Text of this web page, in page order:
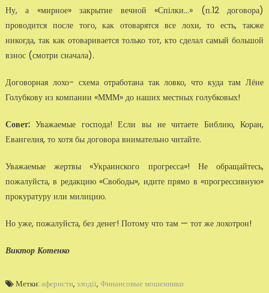
Ну, а «мирное» закрытие вечной «Спілки…» (п.12 договора)
проводится после того, как отоварятся все лохи, то есть, также
никогда, так как ото­варивается только тот, кто сделал самый большой
взнос (смотри сна­чала).
Договорная лохо- схема отработана так ловко, что куда там Лёне
Голуб­кову из компании «МММ» до наших местных голубковых!
Совет:Уважаемые господа! Если вы не читаете Библию, Коран,
Евангелия, то хотя бы до­говора внимательно читайте.
Уважаемые жертвы «Украинского прогресса»! Не обращайтесь,
пожалуй­ста, в редакцию «Свободы», идите прямо в «прогрессивную»
прокура­туру или милицию.
Но уже, пожалуйста, без денег! Потому что там — тот же лохотрон!
Виктор Котенко
Метки: аферисти, злодії, Финансовые мошенники